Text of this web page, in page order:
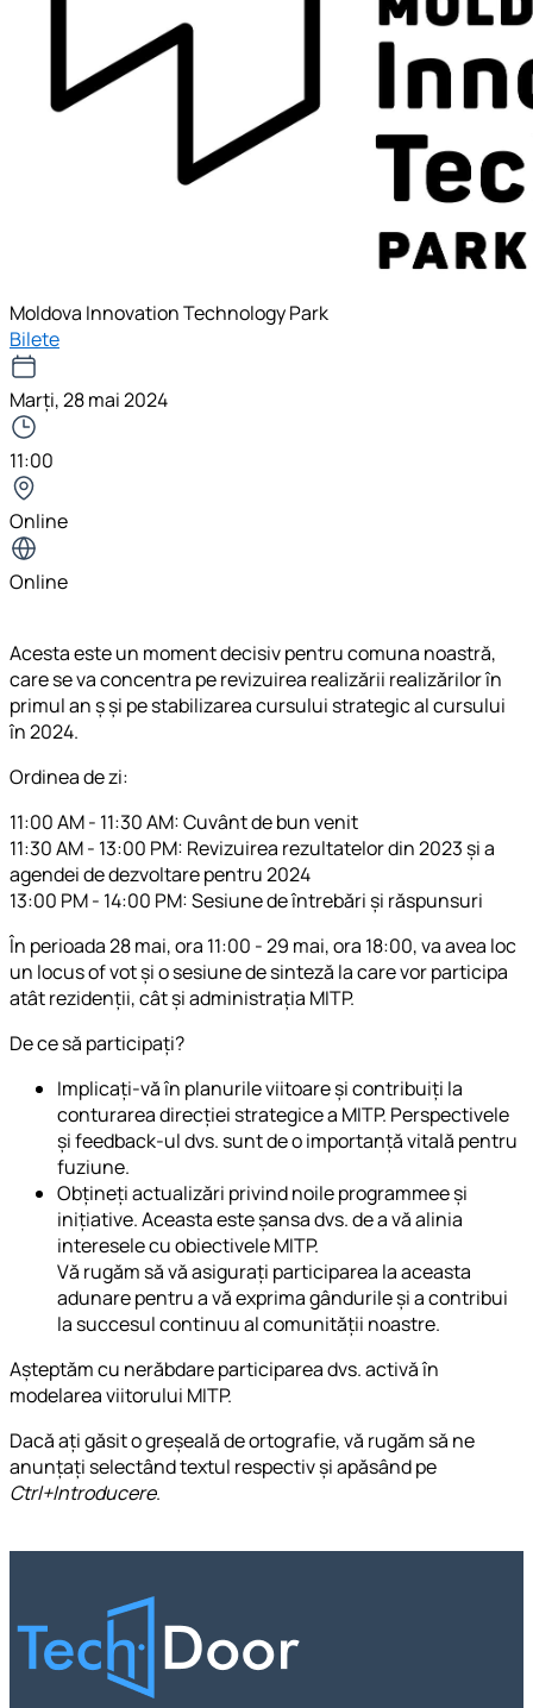
Moldova Innovation Technology Park
Bilete
Marți, 28 mai 2024
11:00
Online
Online
Acesta este un moment decisiv pentru comuna noastră,
care se va concentra pe revizuirea realizării realizărilor în
primul an ș și pe stabilizarea cursului strategic al cursului
în 2024.
Ordinea de zi:
11:00 AM - 11:30 AM: Cuvânt de bun venit
11:30 AM - 13:00 PM: Revizuirea rezultatelor din 2023 și a
agendei de dezvoltare pentru 2024
13:00 PM - 14:00 PM: Sesiune de întrebări și răspunsuri
În perioada 28 mai, ora 11:00 - 29 mai, ora 18:00, va avea loc
un locus of vot și o sesiune de sinteză la care vor participa
atât rezidenții, cât și administrația MITP.
De ce să participați?
Implicați-vă în planurile viitoare și contribuiți la
conturarea direcției strategice a MITP. Perspectivele
și feedback-ul dvs. sunt de o importanță vitală pentru
fuziune.
Obțineți actualizări privind noile programmee și
inițiative. Aceasta este șansa dvs. de a vă alinia
interesele cu obiectivele MITP.
Vă rugăm să vă asigurați participarea la aceasta
adunare pentru a vă exprima gândurile și a contribui
la succesul continuu al comunității noastre.
Așteptăm cu nerăbdare participarea dvs. activă în
modelarea viitorului MITP.
Dacă ați găsit o greșeală de ortografie, vă rugăm să ne
anunțați selectând textul respectiv și apăsând pe
Ctrl+Introducere.